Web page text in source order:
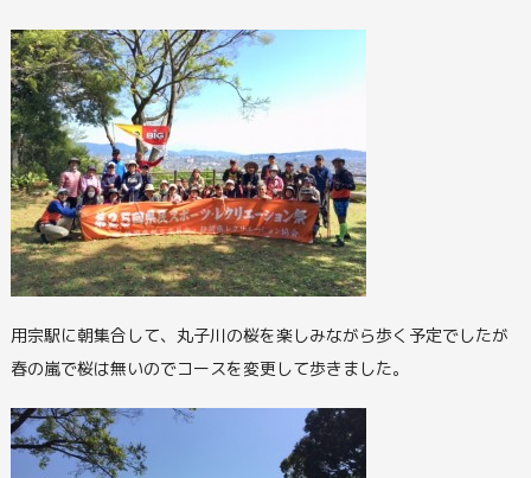
用宗駅に朝集合して、丸子川の桜を楽しみながら歩く予定でしたが
春の嵐で桜は無いのでコースを変更して歩きました。